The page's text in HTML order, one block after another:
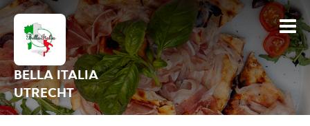
BELLA ITALIA
UTRECHT